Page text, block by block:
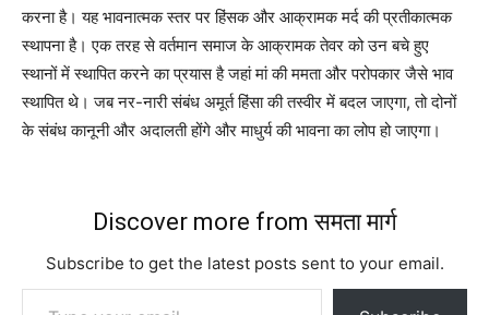
करना है। यह भावनात्मक स्तर पर हिंसक और आक्रामक मर्द की प्रतीकात्मक
स्थापना है। एक तरह से वर्तमान समाज के आक्रामक तेवर को उन बचे हुए
स्थानों में स्थापित करने का प्रयास है जहां मां की ममता और परोपकार जैसे भाव
स्थापित थे। जब नर-नारी संबंध अमूर्त हिंसा की तस्वीर में बदल जाएगा, तो दोनों
के संबंध कानूनी और अदालती होंगे और माधुर्य की भावना का लोप हो जाएगा।
Discover more from समता मार्ग
Subscribe to get the latest posts sent to your email.
Type your email…